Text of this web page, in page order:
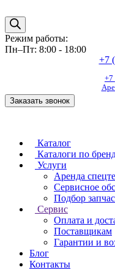
Режим работы:
Пн–Пт: 8:00 - 18:00
+7
+7
Заказать звонок
Каталог
Каталоги по
Услуги
Аренда
Сервисное
Подбор
Сервис
Оплата и
Поставщикам
Гарантии и
Блог
Контакты